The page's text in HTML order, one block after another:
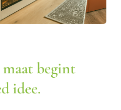
begint
idee.